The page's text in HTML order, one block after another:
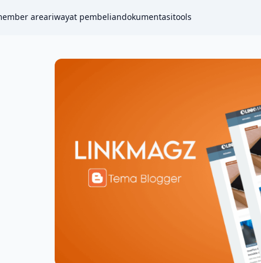
areariwayat pembeliandokumentasitools